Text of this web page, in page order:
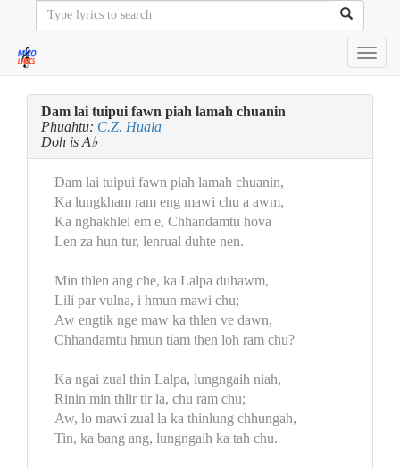
Dam lai tuipui fawn piah lamah chuanin
Phuahtu: C.Z. Huala
Doh is A♭
Dam lai tuipui fawn piah lamah chuanin,
Ka lungkham ram eng mawi chu a awm,
Ka nghakhlel em e, Chhandamtu hova
Len za hun tur, lenrual duhte nen.
Min thlen ang che, ka Lalpa duhawm,
Lili par vulna, i hmun mawi chu;
Aw engtik nge maw ka thlen ve dawn,
Chhandamtu hmun tiam then loh ram chu?
Ka ngai zual thin Lalpa, lungngaih niah,
Rinin min thlir tir la, chu ram chu;
Aw, lo mawi zual la ka thinlung chhungah,
Tin, ka bang ang, lungngaih ka tah chu.